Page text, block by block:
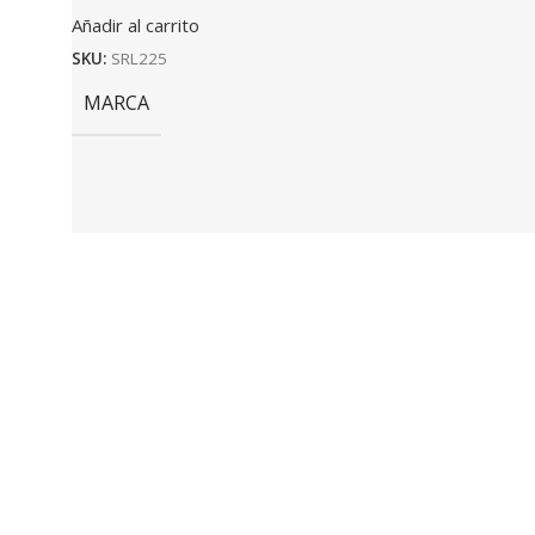
Añadir al carrito
SKU: SRL225
MARCA